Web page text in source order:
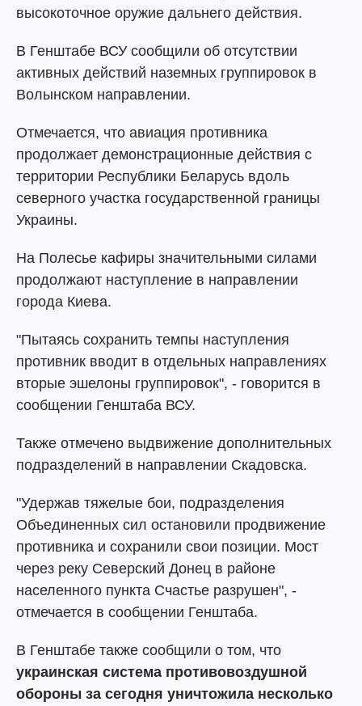
высокоточное оружие дальнего действия.
В Генштабе ВСУ сообщили об отсутствии
активных действий наземных группировок в
Волынском направлении.
Отмечается, что авиация противника
продолжает демонстрационные действия с
территории Республики Беларусь вдоль
северного участка государственной границы
Украины.
На Полесье кафиры значительными силами
продолжают наступление в направлении
города Киева.
"Пытаясь сохранить темпы наступления
противник вводит в отдельных направлениях
вторые эшелоны группировок", - говорится в
сообщении Генштаба ВСУ.
Также отмечено выдвижение дополнительных
подразделений в направлении Скадовска.
"Удержав тяжелые бои, подразделения
Объединенных сил остановили продвижение
противника и сохранили свои позиции. Мост
через реку Северский Донец в районе
населенного пункта Счастье разрушен", -
отмечается в сообщении Генштаба.
В Генштабе также сообщили о том, что
украинская система противовоздушной
обороны за сегодня уничтожила несколько